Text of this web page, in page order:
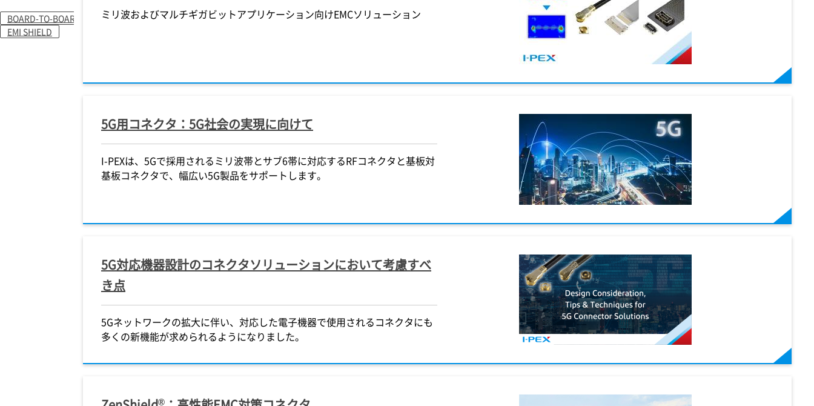
BOARD-TO-BOARD
EMI SHIELD
ミリ波およびマルチギガビットアプリケーション向けEMCソリューション
5G用コネクタ：5G社会の実現に向けて
I-PEXは、5Gで採用されるミリ波帯とサブ6帯に対応するRFコネクタと基板対
基板コネクタで、幅広い5G製品をサポートします。
5G対応機器設計のコネクタソリューションにおいて考慮すべ
き点
5Gネットワークの拡大に伴い、対応した電子機器で使用されるコネクタにも
多くの新機能が求められるようになりました。
®